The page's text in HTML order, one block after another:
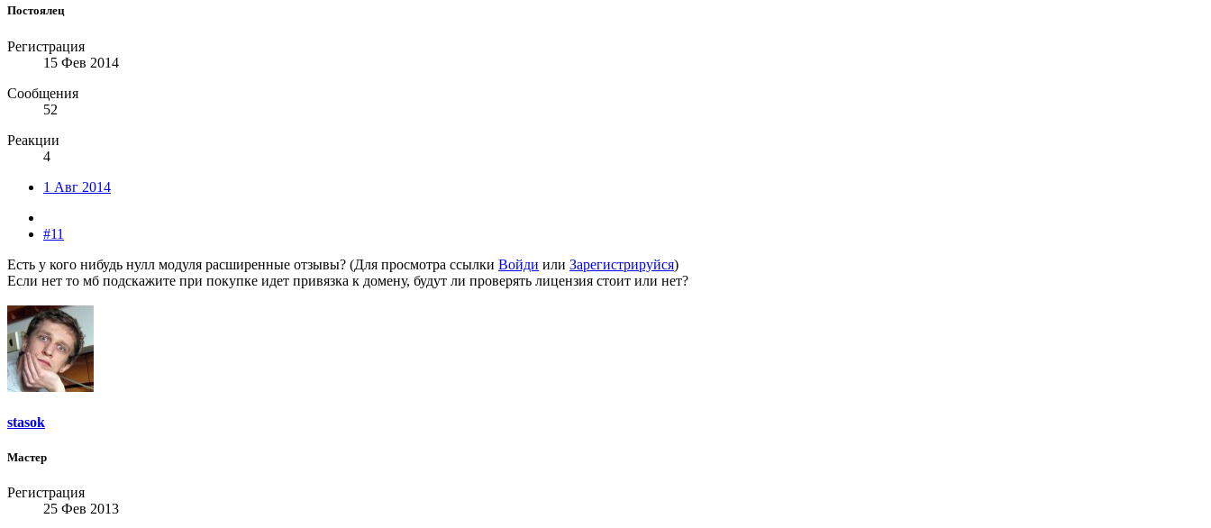
Постоялец
Регистрация
15 Фев 2014
Сообщения
52
Реакции
4
1 Авг 2014
#11
Есть у кого нибудь нулл модуля расширенные отзывы? (Для просмотра ссылки Войди или Зарегистрируйся)
Если нет то мб подскажите при покупке идет привязка к домену, будут ли проверять лицензия стоит или нет?
stasok
Мастер
Регистрация
25 Фев 2013